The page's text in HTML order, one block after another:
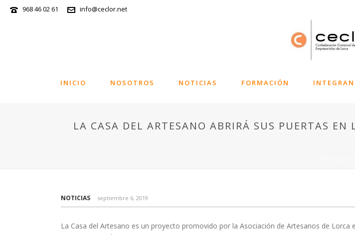
968 46 02 61 info@ceclor.net
INICIO NOSOTROS NOTICIAS FORMACIÓN
LA CASA DEL ARTESANO ABRIRÁ SUS PUERTAS EN
NOTICIAS septiembre 6, 2019
La Casa del Artesano es un proyecto promovido por la Asociación de Artesanos de